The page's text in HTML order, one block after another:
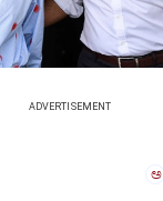
ADVERTISEMENT
ಅ